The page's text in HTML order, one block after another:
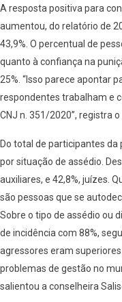
A resposta positiva para
aumentou, do relatório de
43,9%. O percentual de
quanto à confiança na
25%. “Isso parece apontar
respondentes trabalham e
CNJ n. 351/2020”, registra
Do total de participantes da
por situação de assédio.
auxiliares, e 42,8%, juízes.
são pessoas que se
Sobre o tipo de assédio ou
de incidência com 88%,
agressores eram
problemas de gestão no
salientou a conselheira